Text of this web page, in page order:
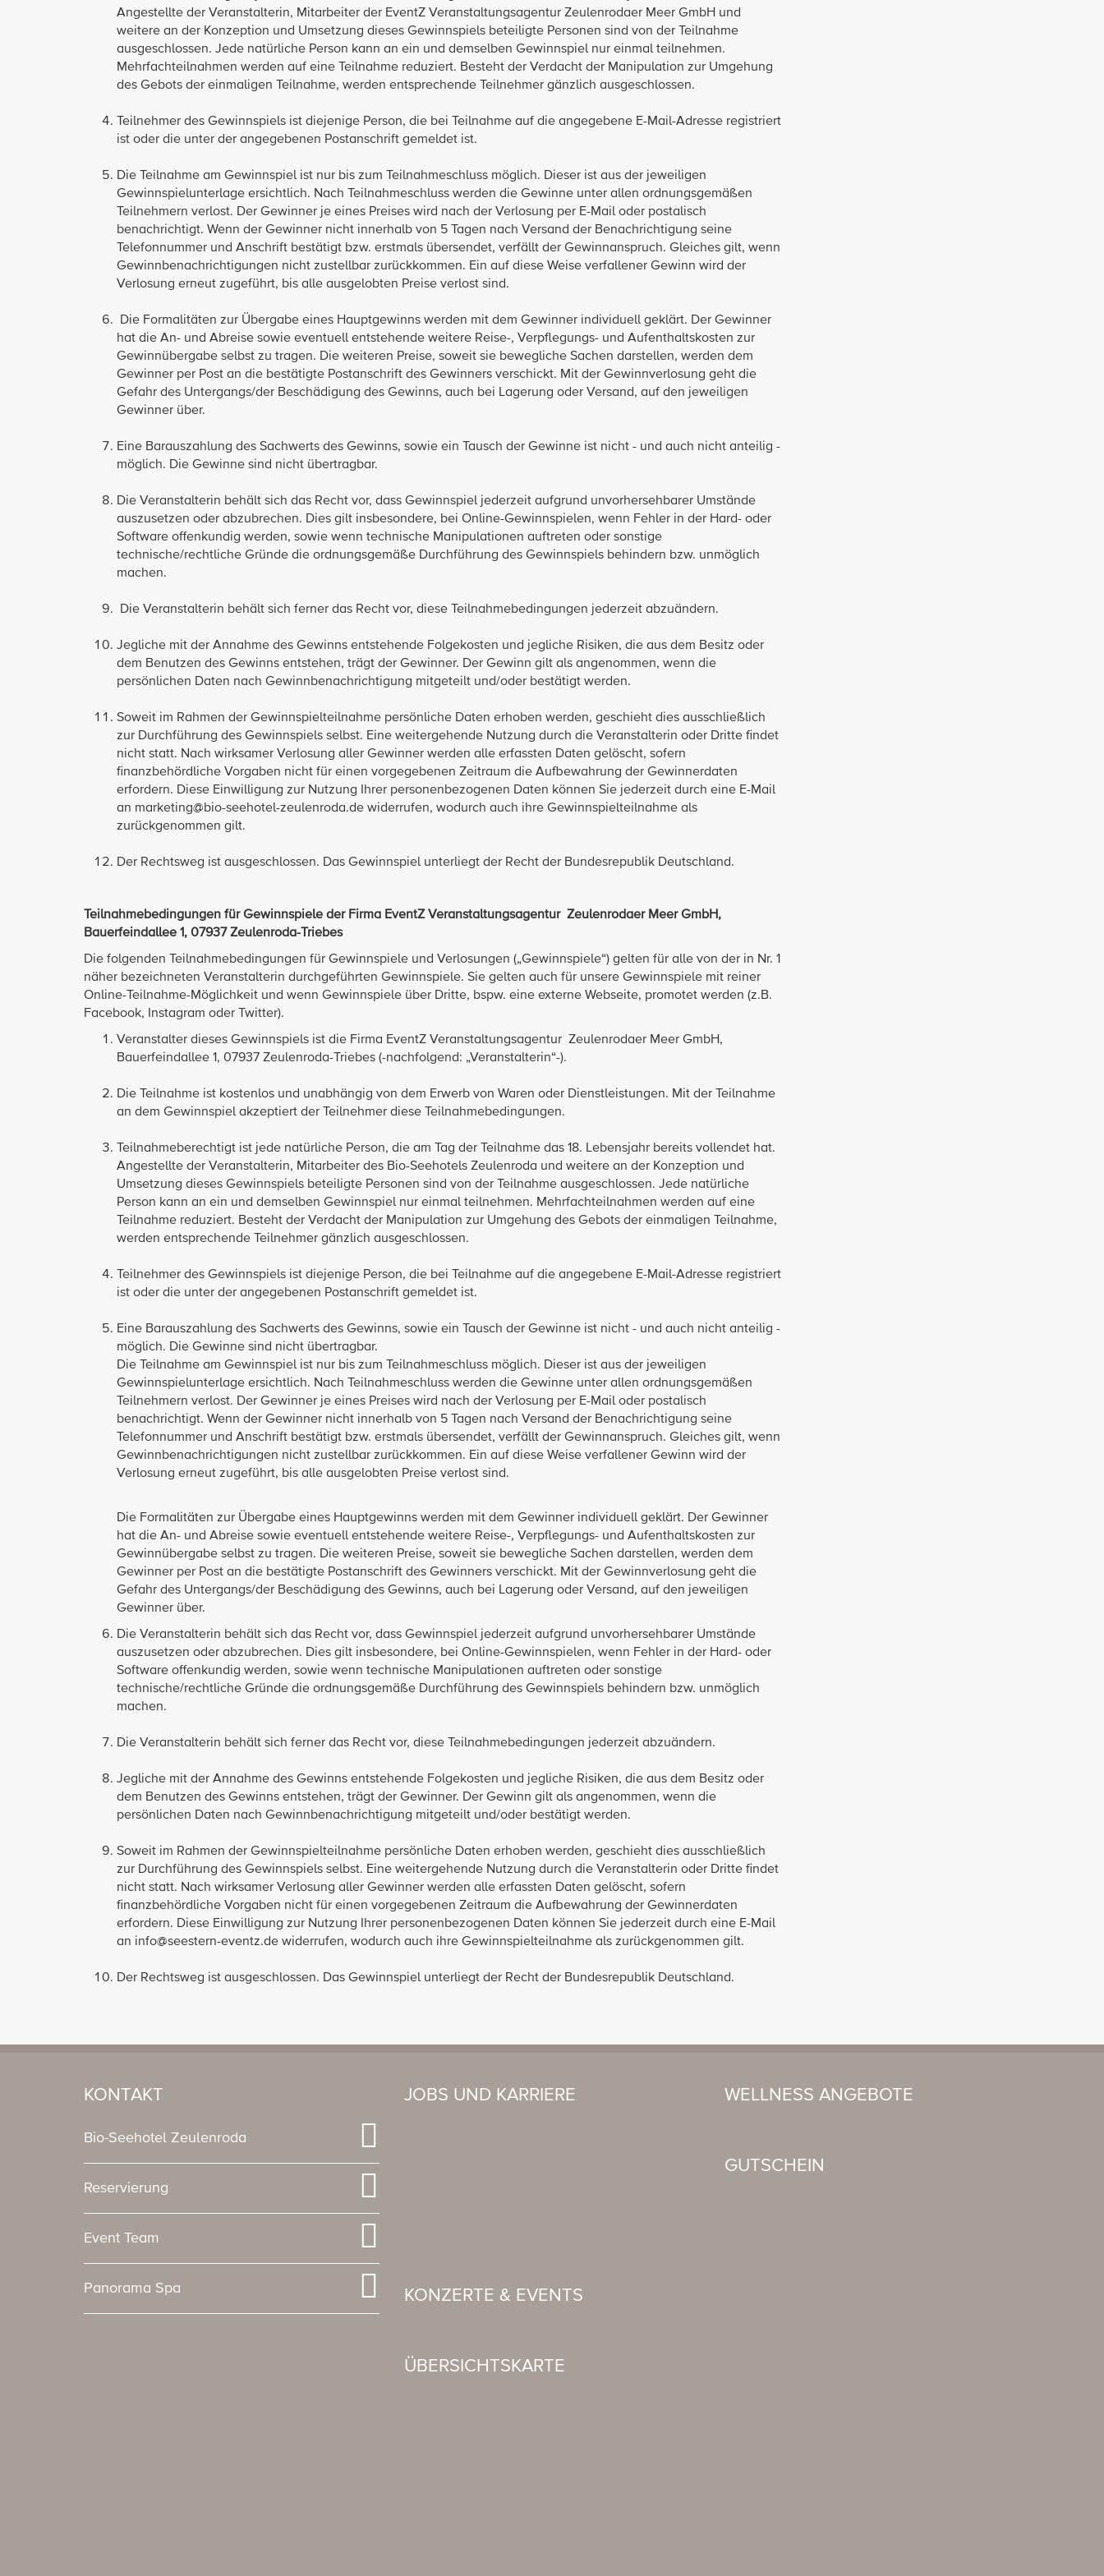
Angestellte der Veranstalterin, Mitarbeiter der EventZ Veranstaltungsagentur Zeulenrodaer Meer GmbH und
weitere an der Konzeption und Umsetzung dieses Gewinnspiels beteiligte Personen sind von der Teilnahme
ausgeschlossen. Jede natürliche Person kann an ein und demselben Gewinnspiel nur einmal teilnehmen.
Mehrfachteilnahmen werden auf eine Teilnahme reduziert. Besteht der Verdacht der Manipulation zur Umgehung
des Gebots der einmaligen Teilnahme, werden entsprechende Teilnehmer gänzlich ausgeschlossen.
Teilnehmer des Gewinnspiels ist diejenige Person, die bei Teilnahme auf die angegebene E-Mail-Adresse registriert
ist oder die unter der angegebenen Postanschrift gemeldet ist.
Die Teilnahme am Gewinnspiel ist nur bis zum Teilnahmeschluss möglich. Dieser ist aus der jeweiligen
Gewinnspielunterlage ersichtlich. Nach Teilnahmeschluss werden die Gewinne unter allen ordnungsgemäßen
Teilnehmern verlost. Der Gewinner je eines Preises wird nach der Verlosung per E-Mail oder postalisch
benachrichtigt. Wenn der Gewinner nicht innerhalb von 5 Tagen nach Versand der Benachrichtigung seine
Telefonnummer und Anschrift bestätigt bzw. erstmals übersendet, verfällt der Gewinnanspruch. Gleiches gilt, wenn
Gewinnbenachrichtigungen nicht zustellbar zurückkommen. Ein auf diese Weise verfallener Gewinn wird der
Verlosung erneut zugeführt, bis alle ausgelobten Preise verlost sind.
Die Formalitäten zur Übergabe eines Hauptgewinns werden mit dem Gewinner individuell geklärt. Der Gewinner
hat die An- und Abreise sowie eventuell entstehende weitere Reise-, Verpflegungs- und Aufenthaltskosten zur
Gewinnübergabe selbst zu tragen. Die weiteren Preise, soweit sie bewegliche Sachen darstellen, werden dem
Gewinner per Post an die bestätigte Postanschrift des Gewinners verschickt. Mit der Gewinnverlosung geht die
Gefahr des Untergangs/der Beschädigung des Gewinns, auch bei Lagerung oder Versand, auf den jeweiligen
Gewinner über.
Eine Barauszahlung des Sachwerts des Gewinns, sowie ein Tausch der Gewinne ist nicht - und auch nicht anteilig -
möglich. Die Gewinne sind nicht übertragbar.
Die Veranstalterin behält sich das Recht vor, dass Gewinnspiel jederzeit aufgrund unvorhersehbarer Umstände
auszusetzen oder abzubrechen. Dies gilt insbesondere, bei Online-Gewinnspielen, wenn Fehler in der Hard- oder
Software offenkundig werden, sowie wenn technische Manipulationen auftreten oder sonstige
technische/rechtliche Gründe die ordnungsgemäße Durchführung des Gewinnspiels behindern bzw. unmöglich
machen.
Die Veranstalterin behält sich ferner das Recht vor, diese Teilnahmebedingungen jederzeit abzuändern.
Jegliche mit der Annahme des Gewinns entstehende Folgekosten und jegliche Risiken, die aus dem Besitz oder
dem Benutzen des Gewinns entstehen, trägt der Gewinner. Der Gewinn gilt als angenommen, wenn die
persönlichen Daten nach Gewinnbenachrichtigung mitgeteilt und/oder bestätigt werden.
Soweit im Rahmen der Gewinnspielteilnahme persönliche Daten erhoben werden, geschieht dies ausschließlich
zur Durchführung des Gewinnspiels selbst. Eine weitergehende Nutzung durch die Veranstalterin oder Dritte findet
nicht statt. Nach wirksamer Verlosung aller Gewinner werden alle erfassten Daten gelöscht, sofern
finanzbehördliche Vorgaben nicht für einen vorgegebenen Zeitraum die Aufbewahrung der Gewinnerdaten
erfordern. Diese Einwilligung zur Nutzung Ihrer personenbezogenen Daten können Sie jederzeit durch eine E-Mail
an marketing@bio-seehotel-zeulenroda.de widerrufen, wodurch auch ihre Gewinnspielteilnahme als
zurückgenommen gilt.
Der Rechtsweg ist ausgeschlossen. Das Gewinnspiel unterliegt der Recht der Bundesrepublik Deutschland.
Teilnahmebedingungen für Gewinnspiele der Firma EventZ Veranstaltungsagentur Zeulenrodaer Meer GmbH,
Bauerfeindallee 1, 07937 Zeulenroda-Triebes
Die folgenden Teilnahmebedingungen für Gewinnspiele und Verlosungen („Gewinnspiele“) gelten für alle von der in Nr. 1
näher bezeichneten Veranstalterin durchgeführten Gewinnspiele. Sie gelten auch für unsere Gewinnspiele mit reiner
Online-Teilnahme-Möglichkeit und wenn Gewinnspiele über Dritte, bspw. eine externe Webseite, promotet werden (z.B.
Facebook, Instagram oder Twitter).
Veranstalter dieses Gewinnspiels ist die Firma EventZ Veranstaltungsagentur Zeulenrodaer Meer GmbH,
Bauerfeindallee 1, 07937 Zeulenroda-Triebes (-nachfolgend: „Veranstalterin“-).
Die Teilnahme ist kostenlos und unabhängig von dem Erwerb von Waren oder Dienstleistungen. Mit der Teilnahme
an dem Gewinnspiel akzeptiert der Teilnehmer diese Teilnahmebedingungen.
Teilnahmeberechtigt ist jede natürliche Person, die am Tag der Teilnahme das 18. Lebensjahr bereits vollendet hat.
Angestellte der Veranstalterin, Mitarbeiter des Bio-Seehotels Zeulenroda und weitere an der Konzeption und
Umsetzung dieses Gewinnspiels beteiligte Personen sind von der Teilnahme ausgeschlossen. Jede natürliche
Person kann an ein und demselben Gewinnspiel nur einmal teilnehmen. Mehrfachteilnahmen werden auf eine
Teilnahme reduziert. Besteht der Verdacht der Manipulation zur Umgehung des Gebots der einmaligen Teilnahme,
werden entsprechende Teilnehmer gänzlich ausgeschlossen.
Teilnehmer des Gewinnspiels ist diejenige Person, die bei Teilnahme auf die angegebene E-Mail-Adresse registriert
ist oder die unter der angegebenen Postanschrift gemeldet ist.
Eine Barauszahlung des Sachwerts des Gewinns, sowie ein Tausch der Gewinne ist nicht - und auch nicht anteilig -
möglich. Die Gewinne sind nicht übertragbar.
Die Teilnahme am Gewinnspiel ist nur bis zum Teilnahmeschluss möglich. Dieser ist aus der jeweiligen
Gewinnspielunterlage ersichtlich. Nach Teilnahmeschluss werden die Gewinne unter allen ordnungsgemäßen
Teilnehmern verlost. Der Gewinner je eines Preises wird nach der Verlosung per E-Mail oder postalisch
benachrichtigt. Wenn der Gewinner nicht innerhalb von 5 Tagen nach Versand der Benachrichtigung seine
Telefonnummer und Anschrift bestätigt bzw. erstmals übersendet, verfällt der Gewinnanspruch. Gleiches gilt, wenn
Gewinnbenachrichtigungen nicht zustellbar zurückkommen. Ein auf diese Weise verfallener Gewinn wird der
Verlosung erneut zugeführt, bis alle ausgelobten Preise verlost sind.
Die Formalitäten zur Übergabe eines Hauptgewinns werden mit dem Gewinner individuell geklärt. Der Gewinner
hat die An- und Abreise sowie eventuell entstehende weitere Reise-, Verpflegungs- und Aufenthaltskosten zur
Gewinnübergabe selbst zu tragen. Die weiteren Preise, soweit sie bewegliche Sachen darstellen, werden dem
Gewinner per Post an die bestätigte Postanschrift des Gewinners verschickt. Mit der Gewinnverlosung geht die
Gefahr des Untergangs/der Beschädigung des Gewinns, auch bei Lagerung oder Versand, auf den jeweiligen
Gewinner über.
Die Veranstalterin behält sich das Recht vor, dass Gewinnspiel jederzeit aufgrund unvorhersehbarer Umstände
auszusetzen oder abzubrechen. Dies gilt insbesondere, bei Online-Gewinnspielen, wenn Fehler in der Hard- oder
Software offenkundig werden, sowie wenn technische Manipulationen auftreten oder sonstige
technische/rechtliche Gründe die ordnungsgemäße Durchführung des Gewinnspiels behindern bzw. unmöglich
machen.
Die Veranstalterin behält sich ferner das Recht vor, diese Teilnahmebedingungen jederzeit abzuändern.
Jegliche mit der Annahme des Gewinns entstehende Folgekosten und jegliche Risiken, die aus dem Besitz oder
dem Benutzen des Gewinns entstehen, trägt der Gewinner. Der Gewinn gilt als angenommen, wenn die
persönlichen Daten nach Gewinnbenachrichtigung mitgeteilt und/oder bestätigt werden.
Soweit im Rahmen der Gewinnspielteilnahme persönliche Daten erhoben werden, geschieht dies ausschließlich
zur Durchführung des Gewinnspiels selbst. Eine weitergehende Nutzung durch die Veranstalterin oder Dritte findet
nicht statt. Nach wirksamer Verlosung aller Gewinner werden alle erfassten Daten gelöscht, sofern
finanzbehördliche Vorgaben nicht für einen vorgegebenen Zeitraum die Aufbewahrung der Gewinnerdaten
erfordern. Diese Einwilligung zur Nutzung Ihrer personenbezogenen Daten können Sie jederzeit durch eine E-Mail
an info@seestern-eventz.de widerrufen, wodurch auch ihre Gewinnspielteilnahme als zurückgenommen gilt.
Der Rechtsweg ist ausgeschlossen. Das Gewinnspiel unterliegt der Recht der Bundesrepublik Deutschland.
KONTAKT
Bio-Seehotel Zeulenroda
Reservierung
Event Team
Panorama Spa
JOBS UND KARRIERE
KONZERTE & EVENTS
ÜBERSICHTSKARTE
WELLNESS ANGEBOTE
GUTSCHEIN